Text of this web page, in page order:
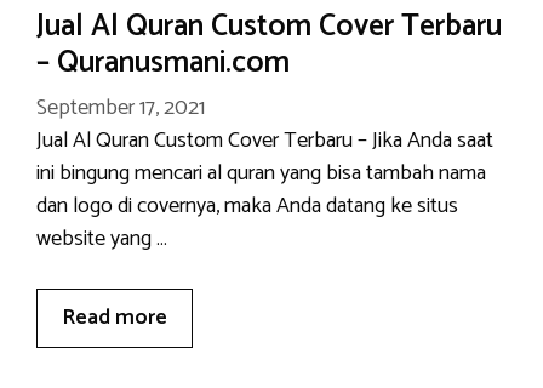
Jual Al Quran Custom Cover Terbaru
– Quranusmani.com
September 17, 2021
Jual Al Quran Custom Cover Terbaru – Jika Anda saat
ini bingung mencari al quran yang bisa tambah nama
dan logo di covernya, maka Anda datang ke situs
website yang …
Read more